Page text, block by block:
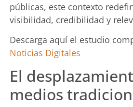
públicas, este contexto
visibilidad, credibilidad y
Descarga aquí el estudio
Noticias Digitales
El
medios